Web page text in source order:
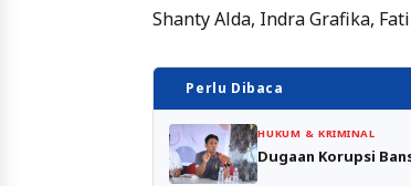
Shanty Alda, Indra Grafika,
Perlu Dibaca
HUKUM & KRIMINAL
Dugaan Korupsi